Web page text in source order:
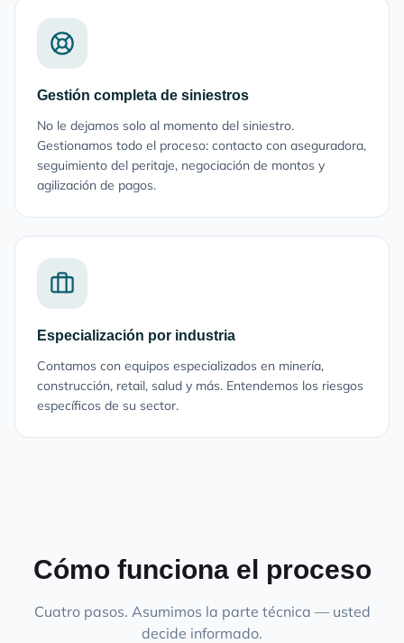
Gestión completa de siniestros
No le dejamos solo al momento del siniestro.
Gestionamos todo el proceso: contacto con aseguradora,
seguimiento del peritaje, negociación de montos y
agilización de pagos.
Especialización por industria
Contamos con equipos especializados en minería,
construcción, retail, salud y más. Entendemos los riesgos
específicos de su sector.
Cómo funciona el proceso
Cuatro pasos. Asumimos la parte técnica — usted
decide informado.